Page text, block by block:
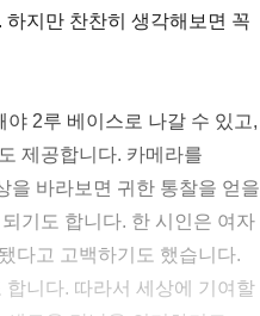
하지만 찬찬히 생각해보면 꼭
2루 베이스로 나갈 수 있고,
제공합니다. 카메라를
을 바라보면 귀한 통찰을 얻을
기도 합니다. 한 시인은 여자
다고 고백하기도 했습니다.
니다. 따라서 세상에 기여할